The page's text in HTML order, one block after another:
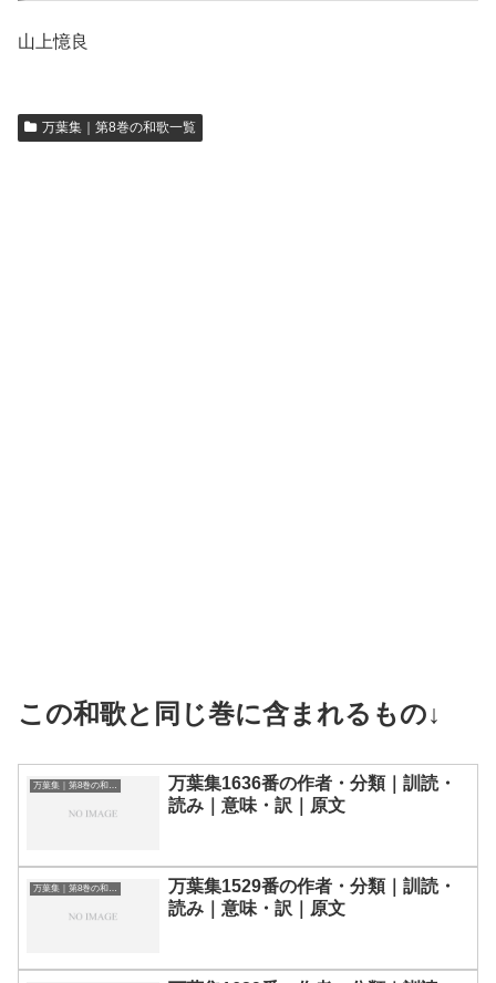
山上憶良
万葉集｜第8巻の和歌一覧
この和歌と同じ巻に含まれるもの↓
万葉集1636番の作者・分類｜訓読・
読み｜意味・訳｜原文
万葉集｜第8巻の和歌一覧
万葉集1529番の作者・分類｜訓読・
読み｜意味・訳｜原文